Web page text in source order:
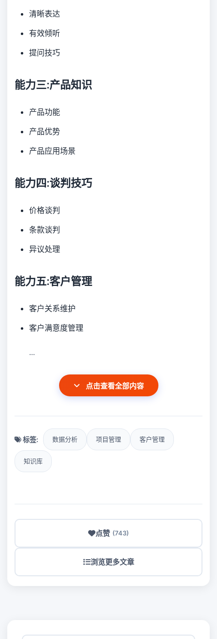
清晰表达
有效倾听
提问技巧
能力三:产品知识
产品功能
产品优势
产品应用场景
能力四:谈判技巧
价格谈判
条款谈判
异议处理
能力五:客户管理
客户关系维护
客户满意度管理
...
点击查看全部内容
标签: 数据分析 项目管理 客户管理
知识库
点赞 (743)
浏览更多文章